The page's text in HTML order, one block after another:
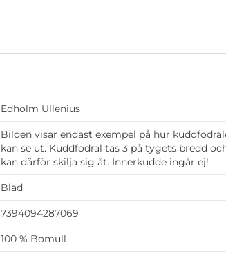
Edholm Ullenius
Bilden visar endast exempel på hur
kan se ut. Kuddfodral tas 3 på tygets bredd
kan därför skilja sig åt. Innerkudde ingår ej!
Blad
7394094287069
100 % Bomull